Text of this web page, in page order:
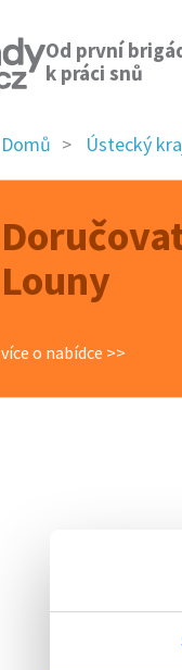
Od první
k práci snů
Domů Ústecký
Louny
více o nabídce >>